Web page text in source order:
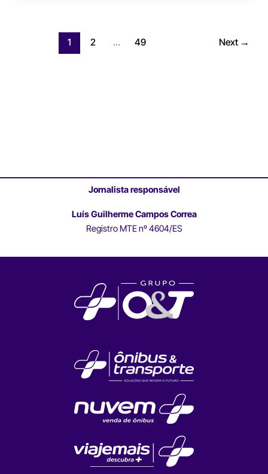
1 2 … 49 Next →
Jornalista responsável
Luís Guilherme Campos Correa
Registro MTE nº 4604/ES